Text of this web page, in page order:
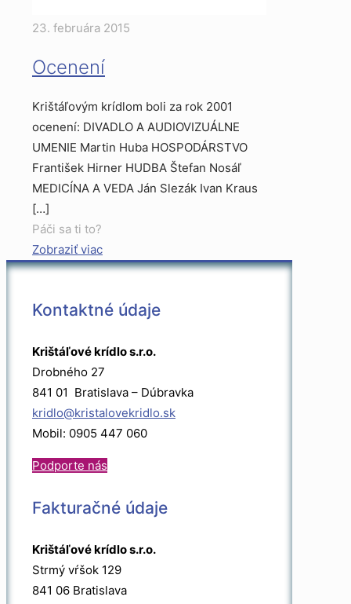
23. februára 2015
Ocenení
Krištáľovým krídlom boli za rok 2001
ocenení: DIVADLO A AUDIOVIZUÁLNE
UMENIE Martin Huba HOSPODÁRSTVO
František Hirner HUDBA Štefan Nosáľ
MEDICÍNA A VEDA Ján Slezák Ivan Kraus
[…]
Páči sa ti to?
Zobraziť viac
Kontaktné údaje
Krištáľové krídlo s.r.o.
Drobného 27
841 01 Bratislava – Dúbravka
kridlo@kristalovekridlo.sk
Mobil: 0905 447 060
Podporte nás
Fakturačné údaje
Krištáľové krídlo s.r.o.
Strmý vŕšok 129
841 06 Bratislava